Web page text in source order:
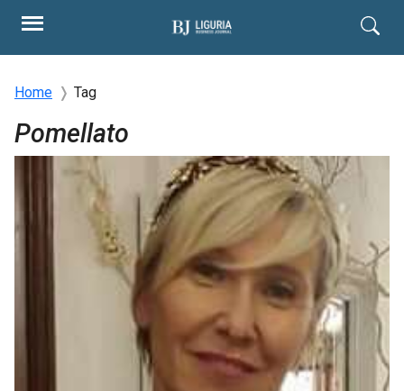
Home Tag
Pomellato